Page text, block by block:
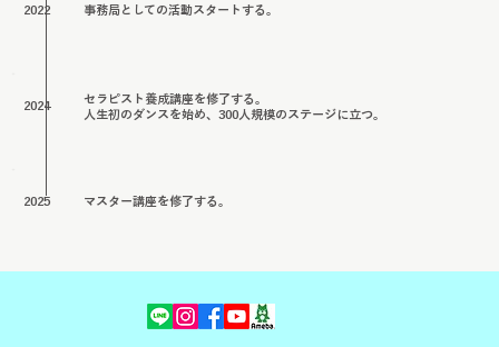
事務局としての活動スタートする。
セラピスト養成講座を修了する。
人生初のダンスを始め、300人規模のステージに立つ。
マスター講座を修了する。
2022
2024
2025